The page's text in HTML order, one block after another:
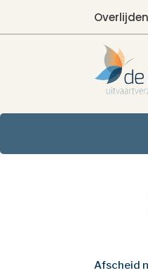
Afscheid